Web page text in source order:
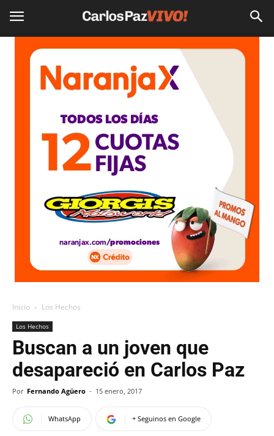
Inicio Los Hechos
Los Hechos
Buscan a un joven que
desapareció en Carlos Paz
Por Fernando Agüero - 15 enero, 2017
WhatsApp + Seguinos en Google